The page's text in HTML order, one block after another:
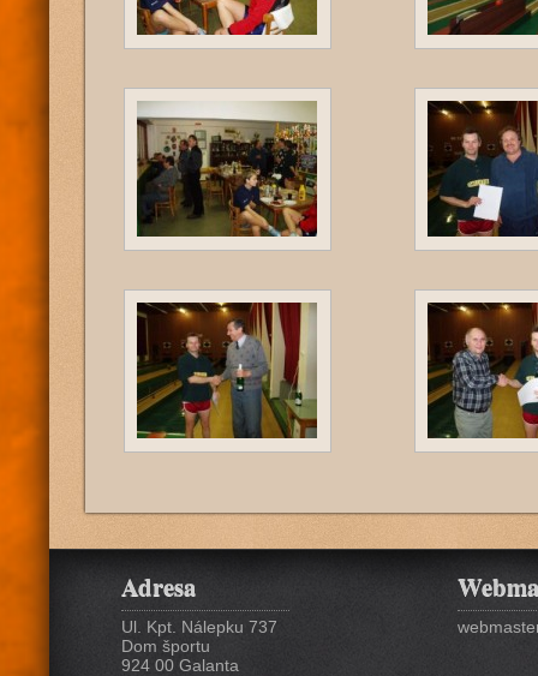
Adresa
Ul. Kpt. Nálepku 737
Dom športu
924 00 Galanta